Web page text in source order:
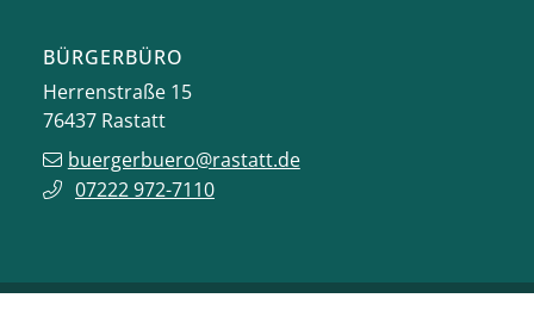
BÜRGERBÜRO
Herrenstraße 15
76437 Rastatt
buergerbuero@rastatt.de
07222 972-7110